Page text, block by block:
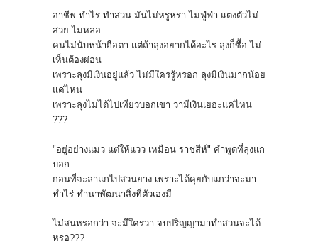
อาชีพ ทำไร่ ทำสวน มันไม่หรูหรา ไม่ฟู่ฟ่า แต่งตัวไม่
สวย ไม่หล่อ
คนไม่นับหน้าถือตา แต่ถ้าลุงอยากได้อะไร ลุงก็ซื้อ ไม่
เห็นต้องผ่อน
เพราะลุงมีเงินอยู่แล้ว ไม่มีใครรู้หรอก ลุงมีเงินมากน้อย
แค่ไหน
เพราะลุงไม่ได้ไปเที่ยวบอกเขา ว่ามีเงินเยอะแค่ไหน
???
"อยู่อย่างแมว แต่ให้แวว เหมือน ราชสีห์" คำพูดที่ลุงแก
บอก
ก่อนที่จะลาแกไปสวนยาง เพราะได้คุยกับแกว่าจะมา
ทำไร่ ทำนาพัฒนาสิ่งที่ตัวเองมี
ไม่สนหรอกว่า จะมีใครว่า จบปริญญามาทำสวนจะได้
หรอ???